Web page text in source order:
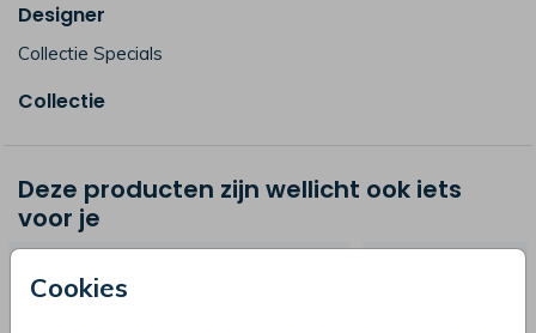
Cookies
Designer
Collectie Specials
Collectie
Deze producten zijn wellicht ook iets
voor je